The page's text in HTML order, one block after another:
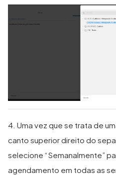
4. Uma vez que se trata de
canto superior direito do
selecione “Semanalmente”
agendamento em todas as